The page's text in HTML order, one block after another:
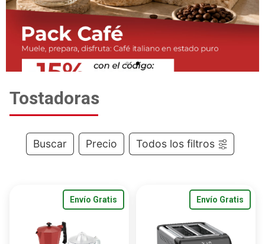
Tostadoras
Buscar Precio Todos los filtros
Envío Gratis Envío Gratis